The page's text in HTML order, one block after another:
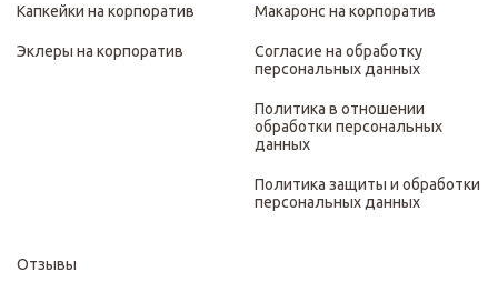
Капкейки на корпоратив
Эклеры на корпоратив
Макаронс на корпоратив
Согласие на обработку
персональных данных
Политика в отношении
обработки персональных
данных
Политика защиты и обработки
персональных данных
Отзывы